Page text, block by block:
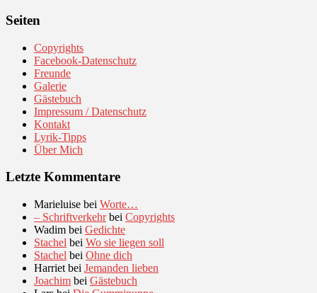
Seiten
Copyrights
Facebook-Datenschutz
Freunde
Galerie
Gästebuch
Impressum / Datenschutz
Kontakt
Lyrik-Tipps
Über Mich
Letzte Kommentare
Marieluise bei Worte…
– Schriftverkehrbei Copyrights
Wadim bei Gedichte
Stachel bei Wo sie liegen soll
Stachel bei Ohne dich
Harriet bei Jemanden lieben
Joachim bei Gästebuch